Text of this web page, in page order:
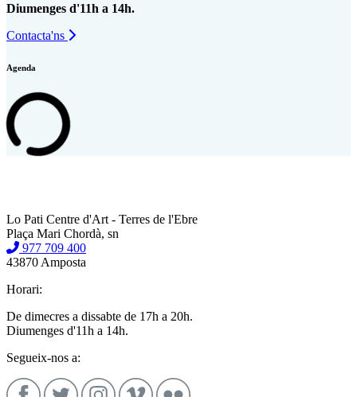
Diumenges d'11h a 14h.
Contacta'ns
Agenda
Lo Pati Centre d'Art - Terres de l'Ebre
Plaça Mari Chordà, sn
977 709 400
43870 Amposta
Horari:
De dimecres a dissabte de 17h a 20h.
Diumenges d'11h a 14h.
Segueix-nos a: